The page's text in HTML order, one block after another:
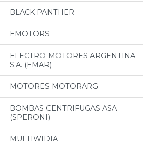
BLACK PANTHER
EMOTORS
ELECTRO MOTORES ARGENTINA
S.A. (EMAR)
MOTORES MOTORARG
BOMBAS CENTRIFUGAS ASA
(SPERONI)
MULTIWIDIA